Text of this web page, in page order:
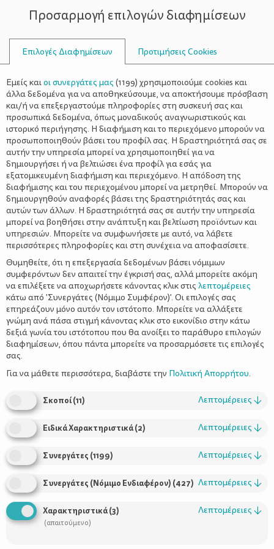
ΣΥΜΒΟΥΛΟΙ
ΌΛΑ ΓΙΑ ΤΗ ΜΑΜΆ>ΨΥΧΟΛΟΓΊΑ
Βρείτε χρόνο για τον εαυτό σας –
Οδηγός επιβίωσης
Η εργαζόμενη μητέρα, η καλή νοικοκυρά, χρειάζεται και
λίγο χρόνο για τον εαυτό της.Χρόνο ανασύνταξης,
παράλληλα για το καλό της οικογένειας και των παιδιών της.
Έρευνες αναφέρουν πως τα παιδιά διαισθάνονται και
επηρεάζονται από την κούραση και το στρες της μαμάς. Για να
μην τα υποβάλλετε σε αυτή τη διαδικασία λοιπόν, βρείτε λίγο
χρόνο γα τον εαυτό σας.
Κι αν νομίζετε ότι είναι ακατόρθωτο, δείτε ορισμένα βήματα.
Βάλτε στόχο και πρόγραμμα:
«Δεν μπορείτε να κερδίσετε ένα
παιχνίδι αν δεν ξέρετε τους κανόνες του», λέει ο David Allen,
Προσαρμογή επιλογών διαφημίσεων
Επιλογές Διαφημίσεων Προτιμήσεις Cookies
Εμείς καιοι συνεργάτες μας (1199) χρησιμοποιούμε cookies και
άλλα δεδομένα για να αποθηκεύσουμε, να αποκτήσουμε πρόσβαση
και/ή να επεξεργαστούμε πληροφορίες στη συσκευή σας και
προσωπικά δεδομένα, όπως μοναδικούς αναγνωριστικούς και
ιστορικό περιήγησης. Η διαφήμιση και το περιεχόμενο μπορούν να
προσωποποιηθούν βάσει του προφίλ σας. Η δραστηριότητά σας σε
αυτήν την υπηρεσία μπορεί να χρησιμοποιηθεί για να
δημιουργήσει ή να βελτιώσει ένα προφίλ για εσάς για
εξατομικευμένη διαφήμιση και περιεχόμενο. Η απόδοση της
διαφήμισης και του περιεχομένου μπορεί να μετρηθεί. Μπορούν να
δημιουργηθούν αναφορές βάσει της δραστηριότητάς σας και
αυτών των άλλων. Η δραστηριότητά σας σε αυτήν την υπηρεσία
μπορεί να βοηθήσει στην ανάπτυξη και βελτίωση προϊόντων και
υπηρεσιών. Μπορείτε να συμφωνήσετε με αυτό, να λάβετε
περισσότερες πληροφορίες και στη συνέχεια να αποφασίσετε.
Θυμηθείτε, ότι η επεξεργασία δεδομένων βάσει νόμιμων
συμφερόντων δεν απαιτεί την έγκρισή σας, αλλά μπορείτε ακόμη
να επιλέξετε να αποχωρήσετε κάνοντας κλικ στις λεπτομέρειες
κάτω από 'Συνεργάτες (Νόμιμο Συμφέρον)'. Οι επιλογές σας
επηρεάζουν μόνο αυτόν τον ιστότοπο. Μπορείτε να αλλάξετε
γνώμη ανά πάσα στιγμή κάνοντας κλικ στο εικονίδιο στην κάτω
δεξιά γωνία του ιστότοπου που θα ανοίξει το παράθυρο επιλογών
διαφημίσεων, όπου πάντα μπορείτε να προσαρμόσετε τις επιλογές
σας.
Για να μάθετε περισσότερα, διαβάστε την Πολιτική Απορρήτου.
Σκοποί(11) Λεπτομέρειες ↓
Ειδικά Χαρακτηριστικά(2) Λεπτομέρειες ↓
Συνεργάτες (1199) Λεπτομέρειες ↓
Συνεργάτες (Νόμιμο Ενδιαφέρον) (427) Λεπτομέρειες ↓
Χαρακτηριστικά(3)
(απαιτούμενο)
Λεπτομέρειες ↓